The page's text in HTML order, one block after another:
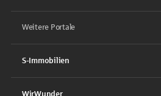
Weitere Portale
S-Immobilien
WirWunder